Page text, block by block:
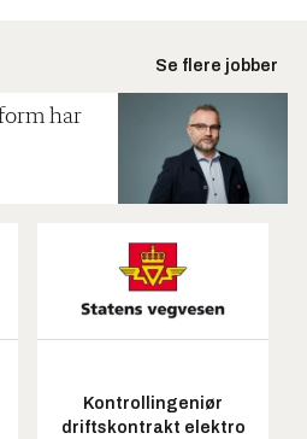
Se flere jobber
har
Kontrollingeniør
driftskontrakt elektro